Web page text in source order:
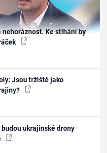
nehoráznost. Ke stíhání by
Jsou tržiště jako
ukrajinské drony